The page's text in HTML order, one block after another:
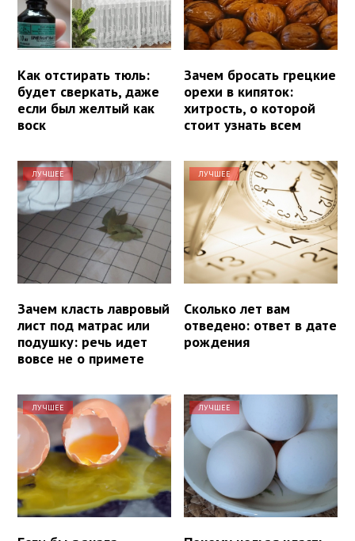
Как отстирать тюль:
будет сверкать, даже
если был желтый как
воск
Зачем бросать грецкие
орехи в кипяток:
хитрость, о которой
стоит узнать всем
ЛУЧШЕЕ
Зачем класть лавровый
лист под матрас или
подушку: речь идет
вовсе не о примете
ЛУЧШЕЕ
Сколько лет вам
отведено: ответ в дате
рождения
ЛУЧШЕЕ ЛУЧШЕЕ